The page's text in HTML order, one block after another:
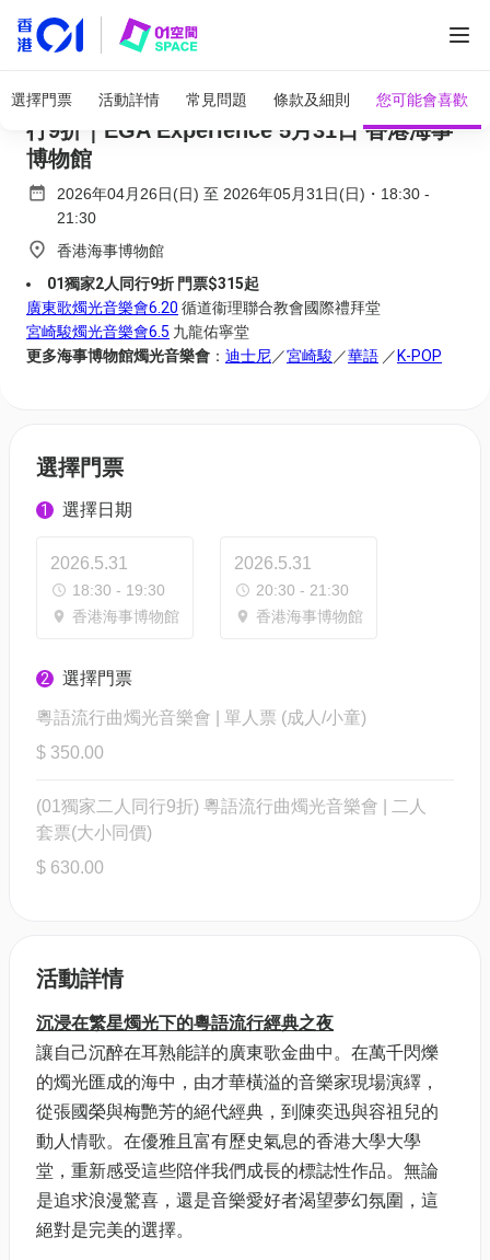
選擇門票 活動詳情 常見問題 條款及細則 您可能會喜歡
廣東歌燭光音樂會Cantopop｜01獨家二人同
行9折｜EGA Experience 5月31日 香港海事
博物館
2026年04月26日(日) 至 2026年05月31日(日) ・ 18:30 -
21:30
香港海事博物館
01獨家2人同行9折 門票$315起
廣東歌燭光音樂會6.20 循道衞理聯合教會國際禮拜堂
宮崎駿燭光音樂會6.5 九龍佑寧堂
更多海事博物館燭光音樂會 ： 迪士尼／宮崎駿 ／華語 ／ K-POP
選擇門票
1 選擇日期
2026.5.31
18:30 - 19:30
香港海事博物館
2026.5.31
20:30 - 21:30
香港海事博物館
2 選擇門票
粵語流行曲燭光音樂會 | 單人票 (成人/小童)
$ 350.00
(01獨家二人同行9折) 粵語流行曲燭光音樂會 | 二人
套票(大小同價)
$ 630.00
活動詳情
沉浸在繁星燭光下的粵語流行經典之夜
讓自己沉醉在耳熟能詳的廣東歌金曲中。在萬千閃爍
的燭光匯成的海中，由才華橫溢的音樂家現場演繹，
從張國榮與梅艷芳的絕代經典，到陳奕迅與容祖兒的
動人情歌。在優雅且富有歷史氣息的香港大學大學
堂，重新感受這些陪伴我們成長的標誌性作品。無論
是追求浪漫驚喜，還是音樂愛好者渴望夢幻氛圍，這
絕對是完美的選擇。